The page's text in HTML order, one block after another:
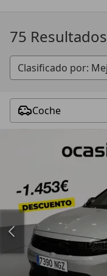
75 Resultados
Coche